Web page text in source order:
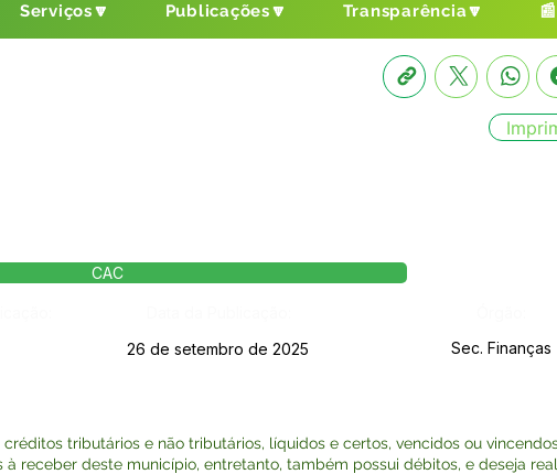
Serviços🔽 Publicações🔽 Transparência🔽
CAC
26 de setembro de 2025
Sec. Finanças
tributários e não tributários, líquidos e certos, vencidos ou
receber deste município, entretanto, também possui débitos, e deseja